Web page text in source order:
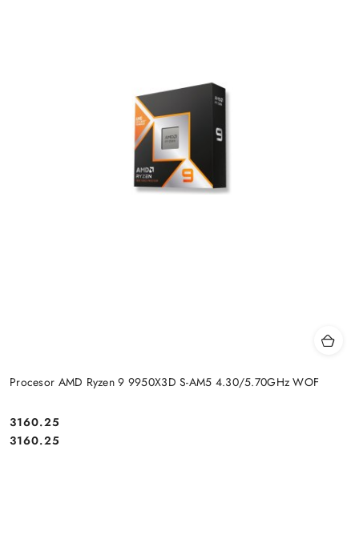
Procesor AMD Ryzen 9 9950X3D S-AM5 4.30/5.70GHz WOF
Cena:
3160.25
Cena:
3160.25